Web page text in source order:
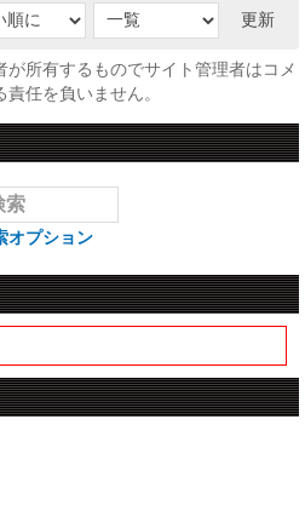
更新
所有するものでサイト管理者はコメ
責任を負いません。
オプション